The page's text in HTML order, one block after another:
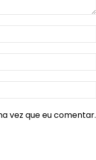
vez que eu comentar.